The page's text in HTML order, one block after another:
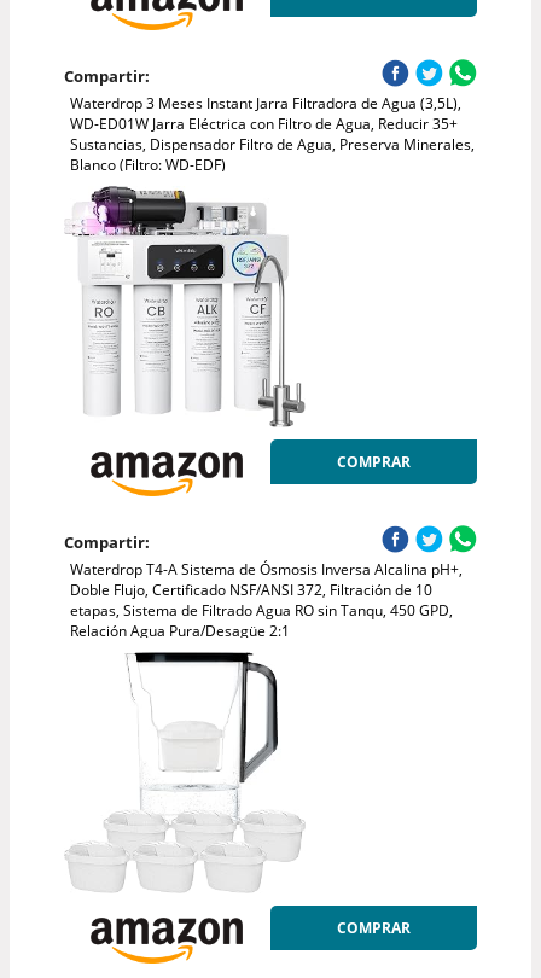
Compartir:
Waterdrop 3 Meses Instant Jarra Filtradora de Agua (3,5L),
WD-ED01W Jarra Eléctrica con Filtro de Agua, Reducir 35+
Sustancias, Dispensador Filtro de Agua, Preserva Minerales,
Blanco (Filtro: WD-EDF)
COMPRAR
Compartir:
Waterdrop T4-A Sistema de Ósmosis Inversa Alcalina pH+,
Doble Flujo, Certificado NSF/ANSI 372, Filtración de 10
etapas, Sistema de Filtrado Agua RO sin Tanqu, 450 GPD,
Relación Agua Pura/Desagüe 2:1
COMPRAR